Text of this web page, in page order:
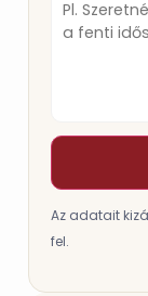
Az adatait
fel.